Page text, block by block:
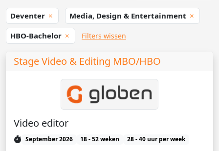
Deventer Media, Design & Entertainment
HBO-Bachelor Filters wissen
Stage Video & Editing MBO/HBO
Video editor
September 2026 18 - 52 weken
28 - 40 uur per week